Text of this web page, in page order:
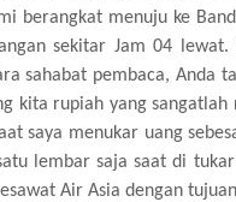
berangkat menuju ke
sekitar Jam 04
sahabat pembaca, Anda
kita rupiah yang
saya menukar uang
lembar saja saat di
Air Asia dengan